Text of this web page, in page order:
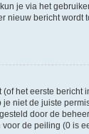
je via het
nieuw bericht
het eerste
niet de juiste
door de
de peiling (0 is